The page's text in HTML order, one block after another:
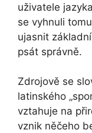
uživatele
se vyhnuli
ujasnit
psát správně.
Zdrojově se
latinského
vztahuje na
vznik něčeho